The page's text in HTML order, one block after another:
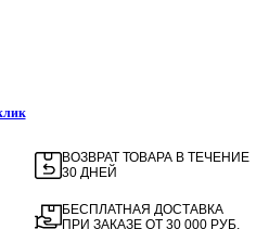
ВОЗВРАТ ТОВАРА В ТЕЧЕНИЕ
30 ДНЕЙ
БЕСПЛАТНАЯ ДОСТАВКА
ПРИ ЗАКАЗЕ ОТ 30 000 РУБ.